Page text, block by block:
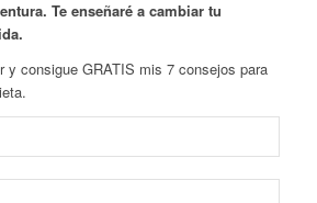
Te enseñaré a cambiar tu
y consigue GRATIS mis 7 consejos para